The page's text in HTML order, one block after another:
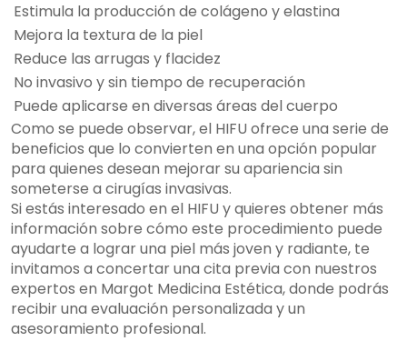
Estimula la producción de colágeno y elastina
Mejora la textura de la piel
Reduce las arrugas y flacidez
No invasivo y sin tiempo de recuperación
Puede aplicarse en diversas áreas del cuerpo
Como se puede observar, el HIFU ofrece una serie de
beneficios que lo convierten en una opción popular
para quienes desean mejorar su apariencia sin
someterse a cirugías invasivas.
Si estás interesado en el HIFU y quieres obtener más
información sobre cómo este procedimiento puede
ayudarte a lograr una piel más joven y radiante, te
invitamos a concertar una cita previa con nuestros
expertos en Margot Medicina Estética, donde podrás
recibir una evaluación personalizada y un
asesoramiento profesional.